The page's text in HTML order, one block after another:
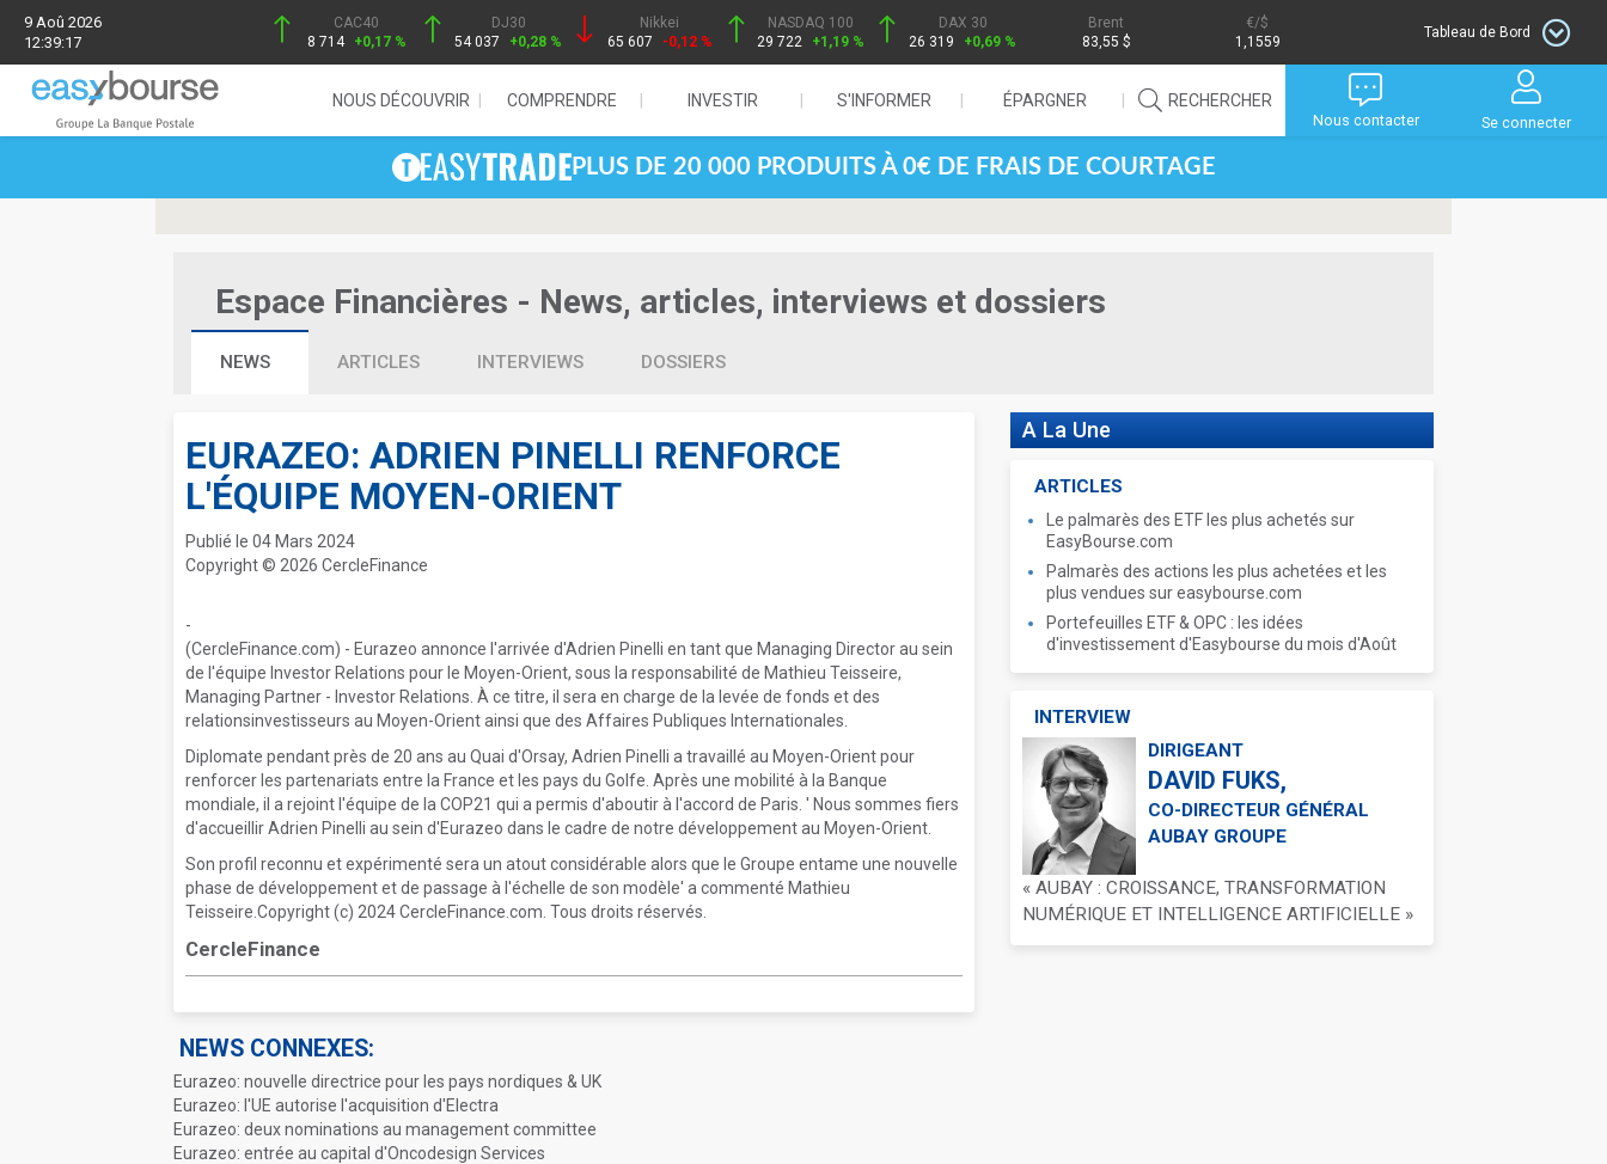
9 Aoû 2026
12:39:17
CAC40
8 714 +0,17 %
DJ30
54 037
+0,28 %
Nikkei
65 607
-0,12 %
NASDAQ 100
29 722
+1,19 %
DAX 30
26 319
+0,69 %
Brent
83,55 $
/$
1,1559
Tableau de Bord
NOUS DÉCOUVRIR COMPRENDRE INVESTIR S'INFORMER ÉPARGNER RECHERCHER
Nous contacter Se connecter
PLUS DE 20 000 PRODUITS À 0€ DE FRAIS DE COURTAGE
Espace Financières - News, articles, interviews et dossiers
NEWS ARTICLES INTERVIEWS DOSSIERS
EURAZEO: ADRIEN PINELLI RENFORCE
L'ÉQUIPE MOYEN-ORIENT
Publié le 04 Mars 2024
Copyright © 2026 CercleFinance
-
(CercleFinance.com) - Eurazeo annonce l'arrivée d'Adrien Pinelli en tant que Managing Director au sein
de l'équipe Investor Relations pour le Moyen-Orient, sous la responsabilité de Mathieu Teisseire,
Managing Partner - Investor Relations. À ce titre, il sera en charge de la levée de fonds et des
relationsinvestisseurs au Moyen-Orient ainsi que des Affaires Publiques Internationales.
Diplomate pendant près de 20 ans au Quai d'Orsay, Adrien Pinelli a travaillé au Moyen-Orient pour
renforcer les partenariats entre la France et les pays du Golfe. Après une mobilité à la Banque
mondiale, il a rejoint l'équipe de la COP21 qui a permis d'aboutir à l'accord de Paris. ' Nous sommes fiers
d'accueillir Adrien Pinelli au sein d'Eurazeo dans le cadre de notre développement au Moyen-Orient.
Son profil reconnu et expérimenté sera un atout considérable alors que le Groupe entame une nouvelle
phase de développement et de passage à l'échelle de son modèle' a commenté Mathieu
Teisseire.Copyright (c) 2024 CercleFinance.com. Tous droits réservés.
CercleFinance
NEWS CONNEXES:
Eurazeo: nouvelle directrice pour les pays nordiques & UK
Eurazeo: l'UE autorise l'acquisition d'Electra
Eurazeo: deux nominations au management committee
Eurazeo: entrée au capital d'Oncodesign Services
A La Une
ARTICLES
Le palmarès des ETF les plus achetés sur
EasyBourse.com
Palmarès des actions les plus achetées et les
plus vendues sur easybourse.com
Portefeuilles ETF & OPC : les idées
d'investissement d'Easybourse du mois d'Août
INTERVIEW
DIRIGEANT
DAVID FUKS,
CO-DIRECTEUR GÉNÉRAL
AUBAY GROUPE
« AUBAY : CROISSANCE, TRANSFORMATION
NUMÉRIQUE ET INTELLIGENCE ARTIFICIELLE »